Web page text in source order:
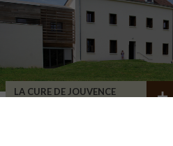
LA CURE DE JOUVENCE